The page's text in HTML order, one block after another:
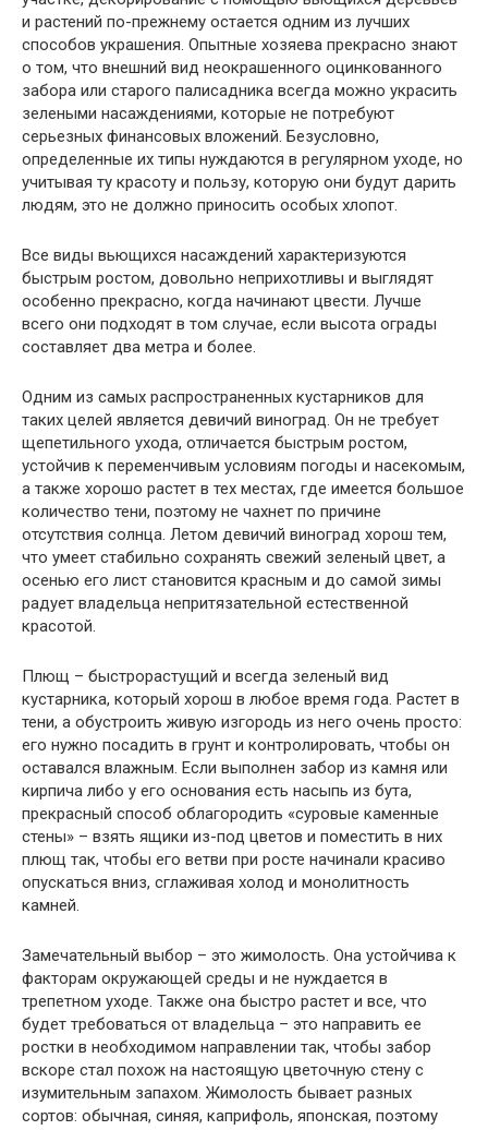
и растений по-прежнему остается одним из лучших
способов украшения. Опытные хозяева прекрасно знают
о том, что внешний вид неокрашенного оцинкованного
забора или старого палисадника всегда можно украсить
зелеными насаждениями, которые не потребуют
серьезных финансовых вложений. Безусловно,
определенные их типы нуждаются в регулярном уходе, но
учитывая ту красоту и пользу, которую они будут дарить
людям, это не должно приносить особых хлопот.
Все виды вьющихся насаждений характеризуются
быстрым ростом, довольно неприхотливы и выглядят
особенно прекрасно, когда начинают цвести. Лучше
всего они подходят в том случае, если высота ограды
составляет два метра и более.
Одним из самых распространенных кустарников для
таких целей является девичий виноград. Он не требует
щепетильного ухода, отличается быстрым ростом,
устойчив к переменчивым условиям погоды и насекомым,
а также хорошо растет в тех местах, где имеется большое
количество тени, поэтому не чахнет по причине
отсутствия солнца. Летом девичий виноград хорош тем,
что умеет стабильно сохранять свежий зеленый цвет, а
осенью его лист становится красным и до самой зимы
радует владельца непритязательной естественной
красотой.
Плющ – быстрорастущий и всегда зеленый вид
кустарника, который хорош в любое время года. Растет в
тени, а обустроить живую изгородь из него очень просто:
его нужно посадить в грунт и контролировать, чтобы он
оставался влажным. Если выполнен забор из камня или
кирпича либо у его основания есть насыпь из бута,
прекрасный способ облагородить «суровые каменные
стены» – взять ящики из-под цветов и поместить в них
плющ так, чтобы его ветви при росте начинали красиво
опускаться вниз, сглаживая холод и монолитность
камней.
Замечательный выбор – это жимолость. Она устойчива к
факторам окружающей среды и не нуждается в
трепетном уходе. Также она быстро растет и все, что
будет требоваться от владельца – это направить ее
ростки в необходимом направлении так, чтобы забор
вскоре стал похож на настоящую цветочную стену с
изумительным запахом. Жимолость бывает разных
сортов: обычная, синяя, каприфоль, японская, поэтому